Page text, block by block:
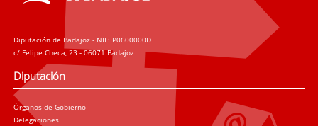
Diputación de Badajoz - NIF: P0600000D
c/ Felipe Checa, 23 - 06071 Badajoz
Diputación
Órganos de Gobierno
Delegaciones